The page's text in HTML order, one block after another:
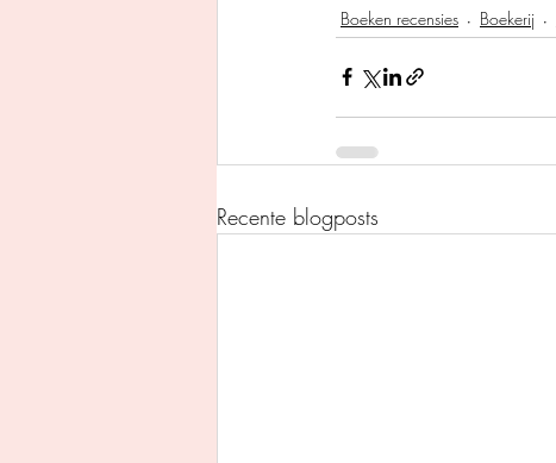
Boeken recensies Boekerij
Recente blogposts